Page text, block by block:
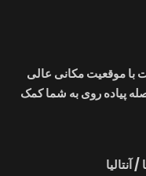
با موقعیت مکانی عالی
پیاده روی به شما کمک